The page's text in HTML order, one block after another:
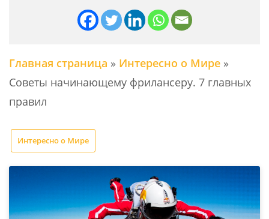
Главная страница » Интересно о Мире »
Советы начинающему фрилансеру. 7 главных
правил
Интересно о Мире